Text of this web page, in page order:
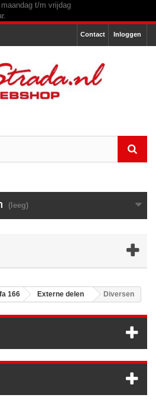
Inloggen
Contact
(leeg)
166 Externe delen Diversen